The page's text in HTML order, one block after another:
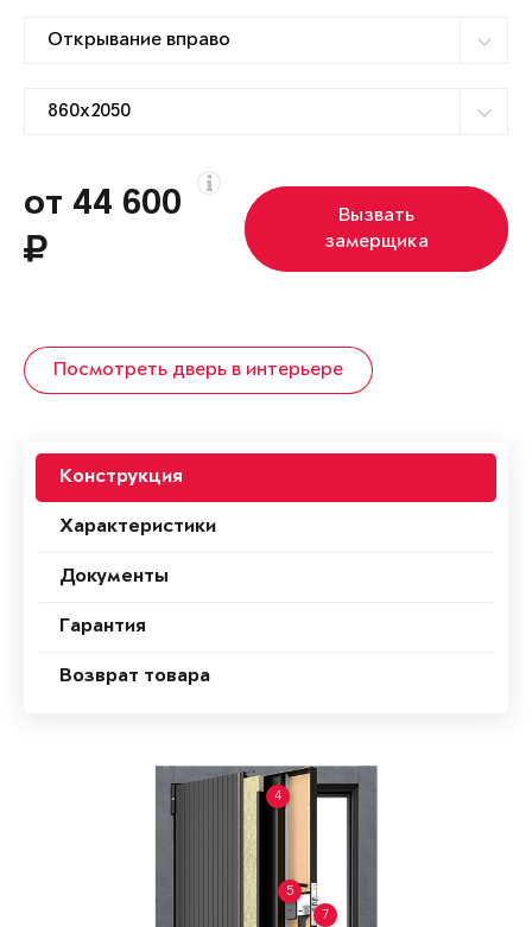
от 44 600
Вызвать
замерщика
Посмотреть дверь в интерьере
Конструкция
Характеристики
Документы
Гарантия
Возврат товара
4
5
7